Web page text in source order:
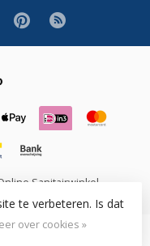
Sanitairwinkel
[rating]/10
te verbeteren. Is dat
over cookies »